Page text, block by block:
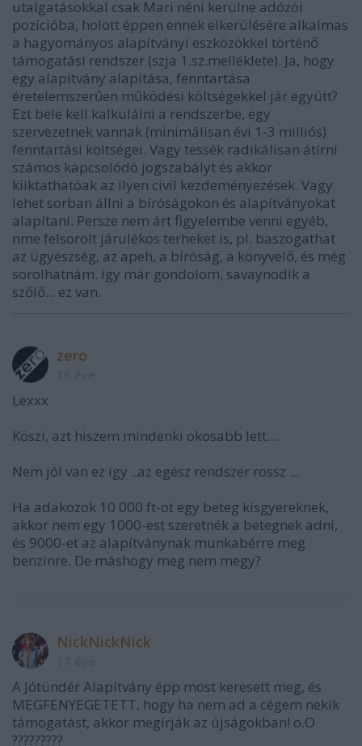
utalgatásokkal csak Mari néni kerülne adózói
pozícióba, holott éppen ennek elkerülésére alkalmas
a hagyományos alapítványi eszközökkel történő
támogatási rendszer (szja 1.sz.melléklete). Ja, hogy
egy alapítvány alapítása, fenntartása
éretelemszerűen működési költségekkel jár együtt?
Ezt bele kell kalkulálni a rendszerbe, egy
szervezetnek vannak (minimálisan évi 1-3 milliós)
fenntartási költségei. Vagy tessék radikálisan átírni
számos kapcsolódó jogszabályt és akkor
kiiktathatóak az ilyen civil kezdeményezések. Vagy
lehet sorban állni a bíróságokon és alapítványokat
alapítani. Persze nem árt figyelembe venni egyéb,
nme felsorolt járulékos terheket is, pl. baszogathat
az ügyészség, az apeh, a bíróság, a könyvelő, és még
sorolhatnám. így már gondolom, savaynodik a
szőlő... ez van.
zero
Lexxx
Köszi, azt hiszem mindenki okosabb lett....
Nem jól van ez így ..az egész rendszer rossz ...
Ha adakozok 10 000 ft-ot egy beteg kisgyereknek,
akkor nem egy 1000-est szeretnék a betegnek adni,
és 9000-et az alapítványnak munkabérre meg
benzinre. De máshogy meg nem megy?
NickNickNick
A Jótündér Alapítvány épp most keresett meg, és
MEGFENYEGETETT, hogy ha nem ad a cégem nekik
támogatást, akkor megírják az újságokban! o.O
?????????